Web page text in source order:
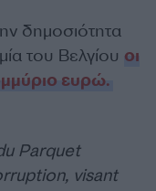
δημοσιότητα
του Βελγίου οι
ευρώ.
Parquet
visant